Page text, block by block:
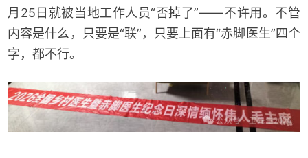
月25日就被当地工作人员“否掉了”——不许用。不管
内容是什么，只要是“联”，只要上面有“赤脚医生”四个
字，都不行。